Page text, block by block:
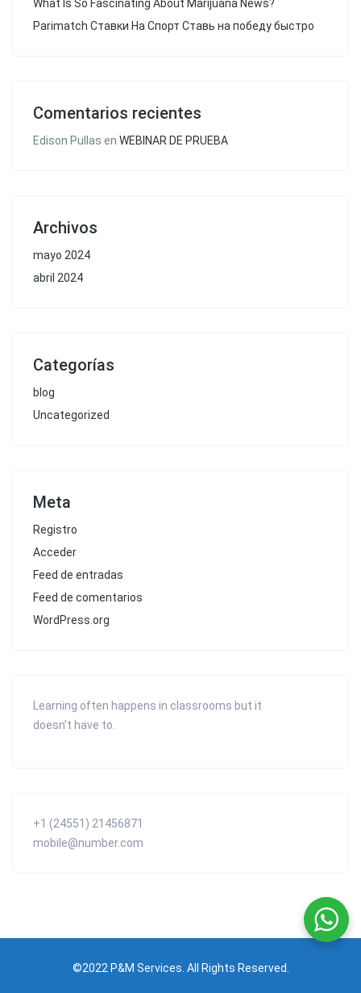
What Is So Fascinating About Marijuana News?
Parimatch Ставки На Спорт Ставь на победу быстро
Comentarios recientes
Edison Pullas en WEBINAR DE PRUEBA
Archivos
mayo 2024
abril 2024
Categorías
blog
Uncategorized
Meta
Registro
Acceder
Feed de entradas
Feed de comentarios
WordPress.org
Learning often happens in classrooms but it
doesn’t have to.
+1 (24551) 21456871
mobile@number.com
©2022 P&M Services. All Rights Reserved.